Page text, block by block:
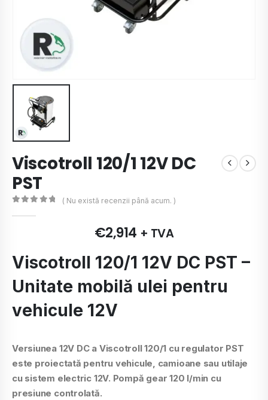
Viscotroll 120/1 12V DC
PST
( Nu există recenzii până acum. )
€2,914 + TVA
Viscotroll 120/1 12V DC PST –
Unitate mobilă ulei pentru
vehicule 12V
Versiunea 12V DC a Viscotroll 120/1 cu regulator PST
este proiectată pentru vehicule, camioane sau utilaje
cu sistem electric 12V. Pompă gear 120 l/min cu
presiune controlată.